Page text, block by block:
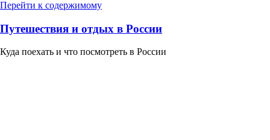
Перейти к содержимому
Путешествия и отдых в России
Куда поехать и что посмотреть в России